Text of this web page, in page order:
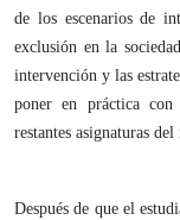
de los escenarios de
exclusión en la
intervención y las
poner en práctica con
restantes asignaturas
Después de que el